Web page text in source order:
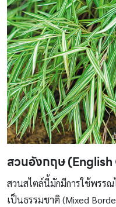
สวนอังกฤษ
สวนสไตล์นี้มักมีการใช้พรร
เป็นธรรมชาติ (Mixed